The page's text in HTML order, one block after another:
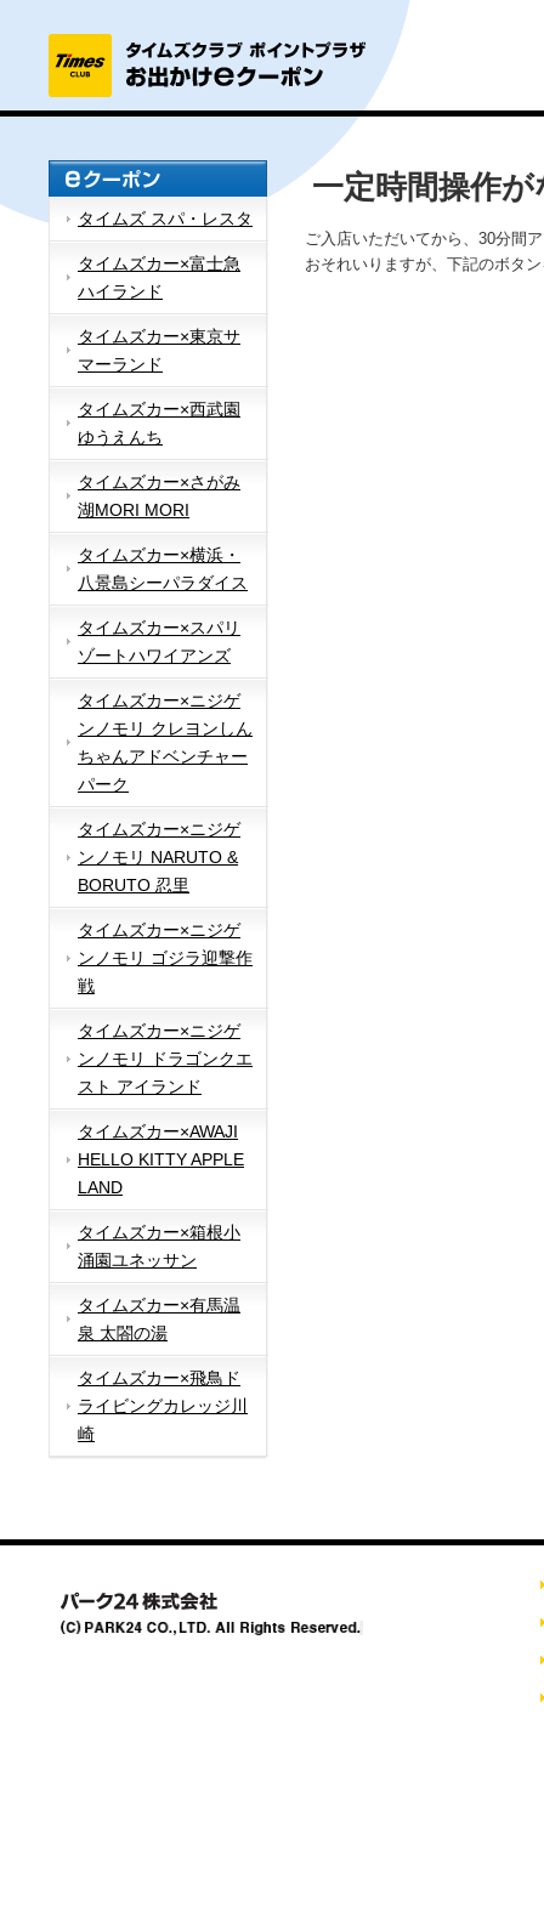
タイムズ スパ・レスタ
タイムズカー×富士急
ハイランド
タイムズカー×東京サ
マーランド
タイムズカー×西武園
ゆうえんち
タイムズカー×さがみ
湖MORI MORI
タイムズカー×横浜・
八景島シーパラダイス
タイムズカー×スパリ
ゾートハワイアンズ
タイムズカー×ニジゲ
ンノモリ クレヨンしん
ちゃんアドベンチャー
パーク
タイムズカー×ニジゲ
ンノモリ NARUTO &
BORUTO 忍里
タイムズカー×ニジゲ
ンノモリ ゴジラ迎撃作
戦
タイムズカー×ニジゲ
ンノモリ ドラゴンクエ
スト アイランド
タイムズカー×AWAJI
HELLO KITTY APPLE
LAND
タイムズカー×箱根小
涌園ユネッサン
タイムズカー×有馬温
泉 太閤の湯
タイムズカー×飛鳥ド
ライビングカレッジ川
崎
一定時間操作
ご入店いただいてから、30分間
おそれいりますが、下記のボタ